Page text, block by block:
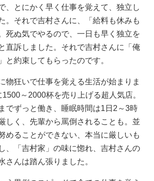
、とにかく早く仕事を覚えて、独立し
。それで吉村さんに、「給料も休みも
死ぬ気でやるので、一日も早く独立を
直訴しました。それで吉村さんに「俺
と約束してもらったのです。
物狂いで仕事を覚える生活が始まりま
～2000杯を売り上げる超人気店。
でずっと働き、睡眠時間は1日2～3時
しく、先輩から罵倒されることも。並
めることができない、本当に厳しいも
、「吉村家」の味に惚れ、吉村さんの
さんは踏ん張りました。